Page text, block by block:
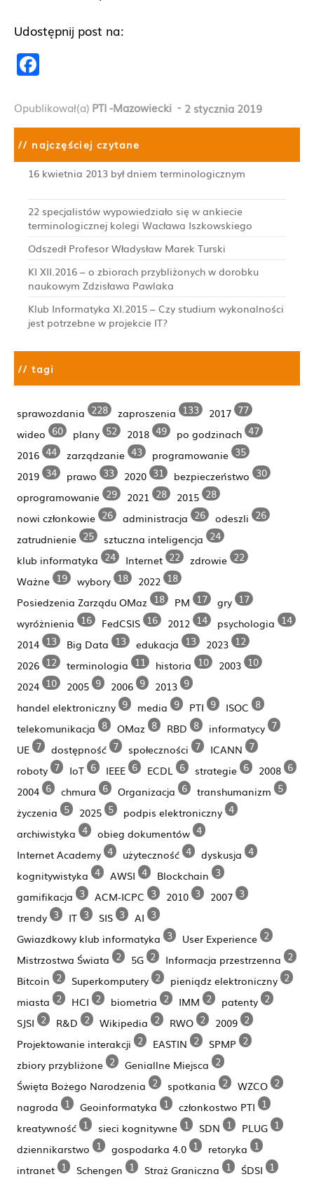
Udostępnij post na:
c
e
b
o
k
Opublikował(a) PTI -Mazowiecki - 2 stycznia 2019
// najczęściej czytane
16 kwietnia 2013 był dniem terminologicznym
22 specjalistów wypowiedziało się w ankiecie
terminologicznej kolegi Wacława Iszkowskiego
Odszedł Profesor Władysław Marek Turski
KI XII.2016 – o zbiorach przybliżonych w dorobku
naukowym Zdzisława Pawlaka
Klub Informatyka XI.2015 – Czy studium wykonalności
jest potrzebne w projekcie IT?
// tagi
sprawozdania 228 zaproszenia 133 2017 77
wideo 60 plany 52 2018 49 po godzinach 47
2016 44 zarządzanie 43 programowanie 35
2019 34 prawo 33 2020 31 bezpieczeństwo 30
oprogramowanie 29 2021 28 2015 28
nowi członkowie 26 administracja 26 odeszli 26
zatrudnienie 25 sztuczna inteligencja 24
klub informatyka 24 Internet 22 zdrowie 22
Ważne 19 wybory 18 2022 18
Posiedzenia Zarządu OMaz 18 PM 17 gry 17
wyróżnienia 16 FedCSIS 16 2012 14 psychologia 14
2014 13 Big Data 13 edukacja 13 2023 12
2026 12 terminologia 11 historia 10 2003 10
2024 10 2005 9 2006 9 2013 9
handel elektroniczny 9 media 9 PTI 9 ISOC 8
telekomunikacja 8 OMaz 8 RBD 8 informatycy 7
UE 7 dostępność 7 społeczności 7 ICANN 7
roboty 7 IoT 6 IEEE 6 ECDL 6 strategie 6 2008 6
2004 6 chmura 6 Organizacja 6 transhumanizm 5
życzenia 5 2025 5 podpis elektroniczny 4
archiwistyka 4 obieg dokumentów 4
Internet Academy 4 użyteczność 4 dyskusja 4
kognitywistyka 4 AWSI 4 Blockchain 3
gamifikacja 3 ACM-ICPC 3 2010 3 2007 3
trendy 3 IT 3 SIS 3 AI 3
Gwiazdkowy klub informatyka 3 User Experience 2
Mistrzostwa Świata 2 5G 2 Informacja przestrzenna 2
Bitcoin 2 Superkomputery 2 pieniądz elektroniczny 2
miasta 2 HCI 2 biometria 2 IMM 2 patenty 2
SJSI 2 R&D 2 Wikipedia 2 RWO 2 2009 2
Projektowanie interakcji 2 EASTIN 2 SPMP 2
zbiory przybliżone 2 Geniallne Miejsca 2
Święta Bożego Narodzenia 2 spotkania 2 WZCO 2
nagroda 1 Geoinformatyka 1 członkostwo PTI 1
kreatywność 1 sieci kognitywne 1 SDN 1 PLUG 1
dziennikarstwo 1 gospodarka 4.0 1 retoryka 1
intranet 1 Schengen 1 Straż Graniczna 1 ŚDSI 1